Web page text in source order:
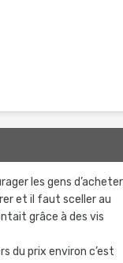
les gens d’acheter
et il faut sceller au
grâce à des vis
du prix environ c’est